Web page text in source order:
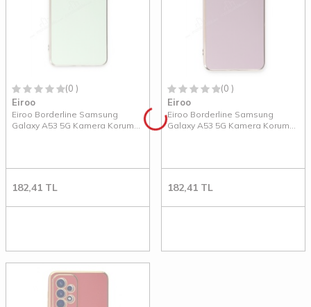
(0 )
Eiroo
Eiroo Borderline Samsung
Galaxy A53 5G Kamera Korumalı
182,41 TL
(0 )
Eiroo
Eiroo Borderline Samsung
Galaxy A53 5G Kamera Korumalı
182,41 TL